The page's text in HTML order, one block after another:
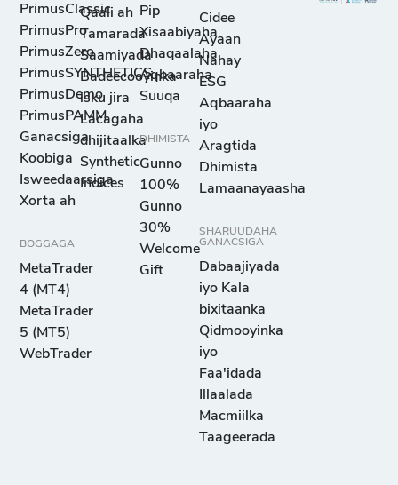
PrimusClassic
PrimusPro
PrimusZero
PrimusSYNTHETICS
PrimusDemo
PrimusPAMM
Ganacsiga
Koobiga
Isweedaarsiga
Xorta ah
BOGGAGA
MetaTrader
4 (MT4)
MetaTrader
5 (MT5)
WebTrader
Qaali ah
Tamarada
Saamiyada
Badeecooyinka
isku jira
Lacagaha
dhijitaalka
Synthetic
Indices
Pip
Xisaabiyaha
Dhaqaalaha
Aqbaaraha
Suuqa
DHIMISTA
Gunno
100%
Gunno
30%
Welcome
Gift
Cidee
Ayaan
Nahay
ESG
Aqbaaraha
iyo
Aragtida
Dhimista
Lamaanayaasha
SHARUUDAHA
GANACSIGA
Dabaajiyada
iyo Kala
bixitaanka
Qidmooyinka
iyo
Faa'idada
Illaalada
Macmiilka
Taageerada